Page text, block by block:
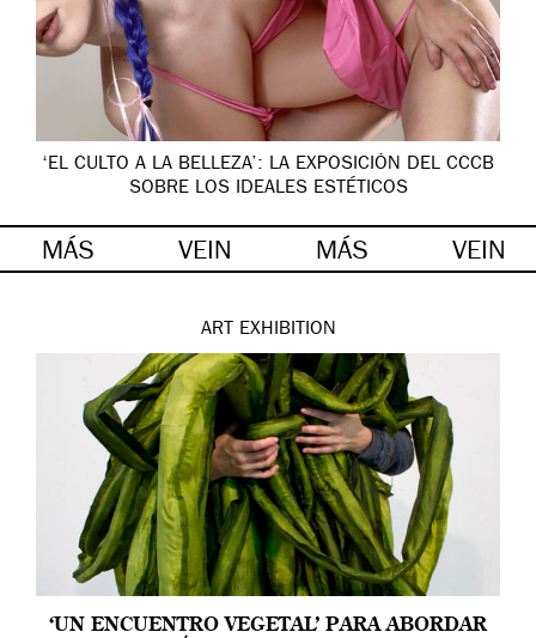
‘EL CULTO A LA BELLEZA’: LA EXPOSICIÓN DEL CCCB
SOBRE LOS IDEALES ESTÉTICOS
MÁS VEIN MÁS VEIN
ART EXHIBITION
‘UN ENCUENTRO VEGETAL’ PARA ABORDAR